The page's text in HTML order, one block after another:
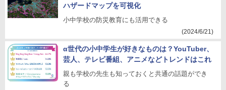
ハザードマップを可視化
小中学校の防災教育にも活用できる
(2024/6/21)
α世代の小中学生が好きなものは？YouTuber、
芸人、テレビ番組、アニメなどトレンドはこれ
親も学校の先生も知っておくと共通の話題ができ
る